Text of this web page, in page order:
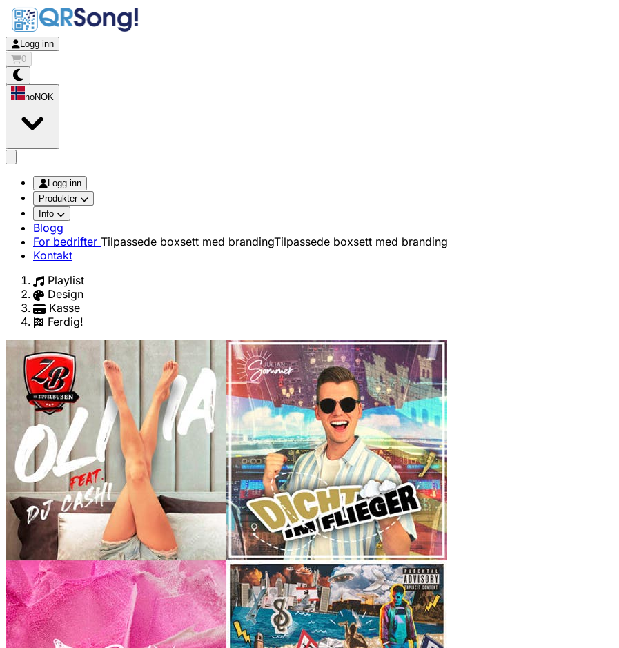
Logg inn
0
noNOK
Logg inn
Produkter
Info
Blogg
For bedrifter Tilpassede boxsett med brandingTilpassede boxsett med branding
Kontakt
Playlist
Design
Kasse
Ferdig!